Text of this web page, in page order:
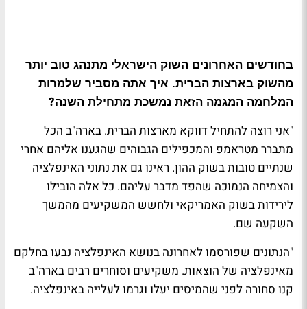
בחודשים האחרונים השוק הישראלי מתנהג טוב יותר
מהשוק בארצות הברית. איך אתה מסביר שלמרות
המלחמה המגמה הזאת נמשכת מתחילת השנה?
"אני רוצה להתחיל דווקא מארצות הברית. בארה"ב הכל
מתברר מטראמפ והמכפילים הגבוהים שהגענו אליהם אחרי
שנתיים טובות בשוק ההון. ראינו גם את נתוני האינפלציה
והצמיחה הנמוכה שהפד מדבר עליהם. כל אלה הובילו
לירידות בשוק האמריקאי ולחשש המשקיעים מהמשך
השקעה שם.
"הנתונים שפורסמו לאחרונה בנושא האינפלציה נבעו בחלקם
מאינפלציה של הוצאות. משקיעים וסוחרים רבים בארה"ב
קנו סחורה לפני שהמיסים יעלו וגרמו לעלייה באינפלציה.